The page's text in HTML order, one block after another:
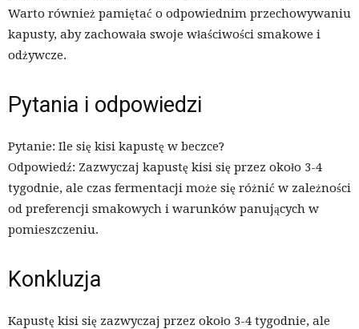
Warto również pamiętać o odpowiednim przechowywaniu
kapusty, aby zachowała swoje właściwości smakowe i
odżywcze.
Pytania i odpowiedzi
Pytanie: Ile się kisi kapustę w beczce?
Odpowiedź: Zazwyczaj kapustę kisi się przez około 3-4
tygodnie, ale czas fermentacji może się różnić w zależności
od preferencji smakowych i warunków panujących w
pomieszczeniu.
Konkluzja
Kapustę kisi się zazwyczaj przez około 3-4 tygodnie, ale